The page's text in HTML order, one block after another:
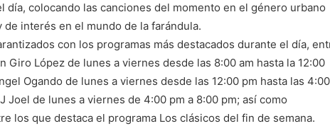
día, colocando las canciones del momento en el género urbano
interés en el mundo de la farándula.
con los programas más destacados durante el día,
Giro López de lunes a viernes desde las 8:00 am hasta la 12:00
Ogando de lunes a viernes desde las 12:00 pm hasta las 4:00
Joel de lunes a viernes de 4:00 pm a 8:00 pm; así como
los que destaca el programa Los clásicos del fin de semana.